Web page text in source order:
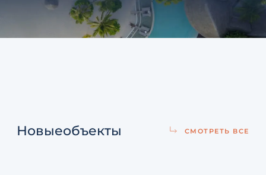
Новыеобъекты СМОТРЕТЬ ВСЕ